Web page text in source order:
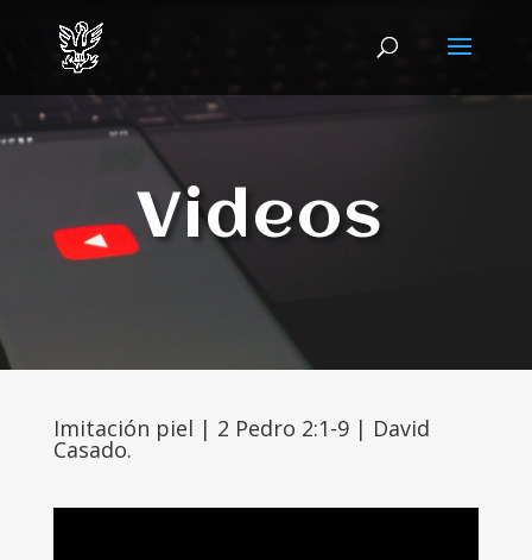
Videos
Imitación piel | 2 Pedro 2:1-9 | David
Casado.